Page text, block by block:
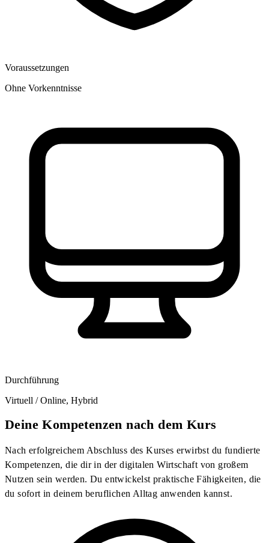
Voraussetzungen
Ohne Vorkenntnisse
Durchführung
Virtuell / Online, Hybrid
Deine Kompetenzen nach dem Kurs
Nach erfolgreichem Abschluss des Kurses erwirbst du fundierte
Kompetenzen, die dir in der digitalen Wirtschaft von großem
Nutzen sein werden. Du entwickelst praktische Fähigkeiten, die
du sofort in deinem beruflichen Alltag anwenden kannst.